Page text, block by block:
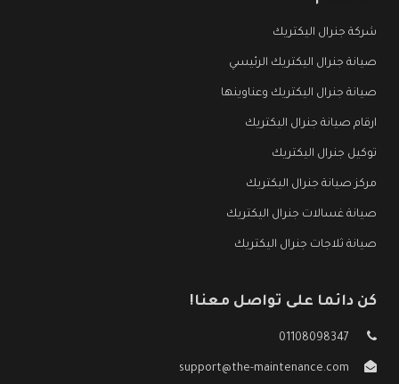
شركة جنرال اليكتريك
صيانة جنرال اليكتريك الرئيسي
صيانة جنرال اليكتريك وعناوينها
ارقام صيانة جنرال اليكتريك
توكيل جنرال اليكتريك
مركز صيانة جنرال اليكتريك
صيانة غسالات جنرال اليكتريك
صيانة ثلاجات جنرال اليكتريك
كن دائما على تواصل معنا!
01108098347
support@the-maintenance.com